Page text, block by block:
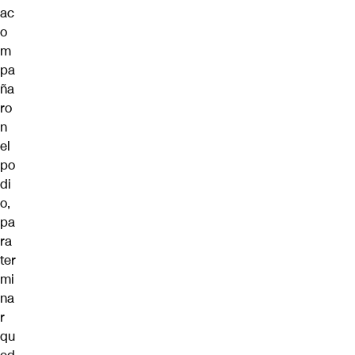
ac
o
m
pa
ña
ro
n
el
po
di
o,
pa
ra
ter
mi
na
r
qu